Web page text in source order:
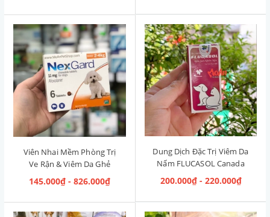
Viên Nhai Mềm Phòng Trị
Ve Rận & Viêm Da Ghẻ
NexGard Pháp (2kg-4kg)
145.000₫ - 826.000₫
Dung Dịch Đặc Trị Viêm Da
Nấm FLUCASOL Canada
5ml
200.000₫ - 220.000₫